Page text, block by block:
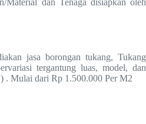
jasa borongan tukang, Tukang
tergantung luas, model, dan
Mulai dari Rp 1.500.000 Per M2